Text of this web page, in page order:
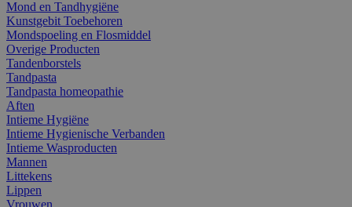
Mond en Tandhygiëne
Kunstgebit Toebehoren
Mondspoeling en Flosmiddel
Overige Producten
Tandenborstels
Tandpasta
Tandpasta homeopathie
Aften
Intieme Hygiëne
Intieme Hygienische Verbanden
Intieme Wasproducten
Mannen
Littekens
Lippen
Vrouwen